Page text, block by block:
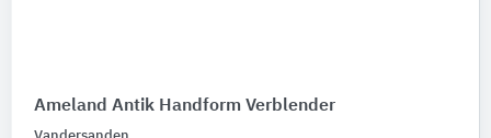
Ameland Antik Handform Verblender